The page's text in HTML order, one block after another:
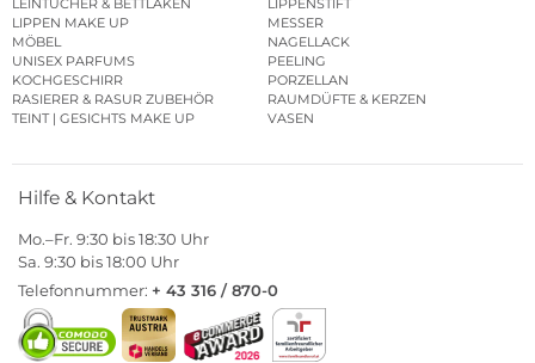
LEINTÜCHER & BETTLAKEN
LIPPENSTIFT
LIPPEN MAKE UP
MESSER
MÖBEL
NAGELLACK
UNISEX PARFUMS
PEELING
KOCHGESCHIRR
PORZELLAN
RASIERER & RASUR ZUBEHÖR
RAUMDÜFTE & KERZEN
TEINT | GESICHTS MAKE UP
VASEN
Hilfe & Kontakt
Mo.–Fr. 9:30 bis 18:30 Uhr
Sa. 9:30 bis 18:00 Uhr
Telefonnummer: + 43 316 / 870-0